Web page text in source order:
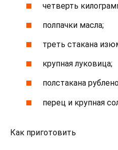
четверть
полпачки масла;
треть стакана
крупная луковица;
полстакана
перец и крупная
Как приготовить